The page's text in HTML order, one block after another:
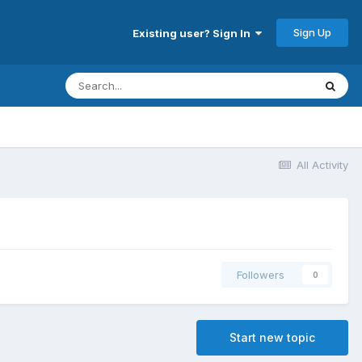
Existing user? Sign In Sign Up
All Activity
Followers 0
Start new topic